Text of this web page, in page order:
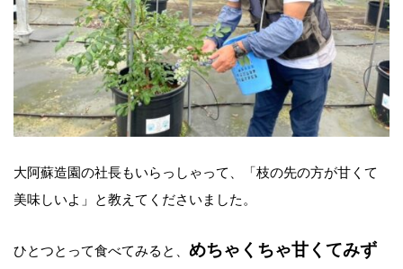
大阿蘇造園の社長もいらっしゃって、「枝の先の方が甘くて
美味しいよ」と教えてくださいました。
ひとつとって食べてみると、 めちゃくちゃ甘くてみず